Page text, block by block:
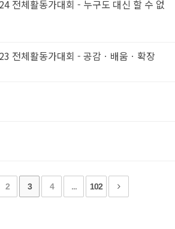
전체활동가대회 - 누구도 대신 할 수 없
전체활동가대회 - 공감ㆍ배움ㆍ확장
2 3 4 ... 102